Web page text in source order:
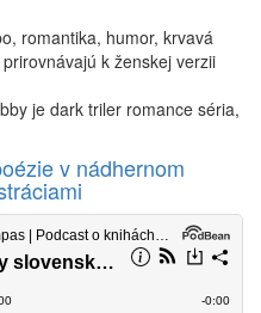
romantika, humor, krvavá
k ženskej verzii
je dark triler romance séria,
v nádhernom